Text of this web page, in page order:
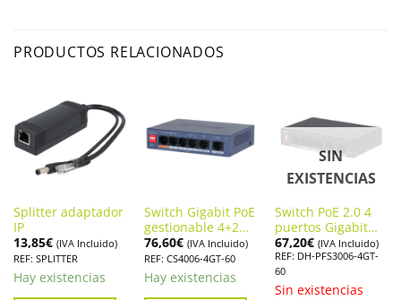
PRODUCTOS RELACIONADOS
Splitter adaptador
IP
13,85€ (IVA Incluido)
REF: SPLITTER
Hay existencias
Switch Gigabit PoE
gestionable 4+2
puertos. CS4006-
4GT-60
76,60€ (IVA Incluido)
REF: CS4006-4GT-60
Hay existencias
SIN
EXISTENCIAS
Switch PoE 2.0 4
puertos Gigabit
+2RJ45 Uplink 60W
Layer2. PFS3006-
4GT-60
67,20€ (IVA Incluido)
REF: DH-PFS3006-4GT-
60
Sin existencias